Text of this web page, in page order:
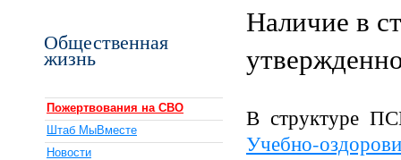
Наличие в
В структуре
Учебно-
Общественная
жизнь
Пожертвования на СВО
Штаб МыВместе
Новости